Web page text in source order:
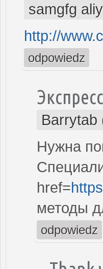
samgfg
http://
odpowiedz
Barrytab
Нужна
href=
методы
odpowiedz